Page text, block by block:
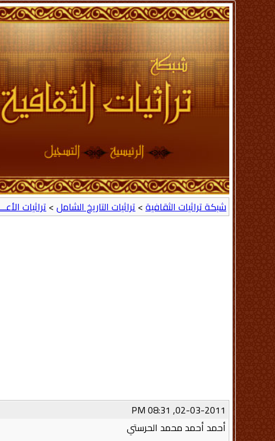
شبكة تراثيات الثقافية>تراثيات التاريخ الشامل>تراثيات
02-03-2011, 08:31 PM
أحمد أحمد محمد الحرستي